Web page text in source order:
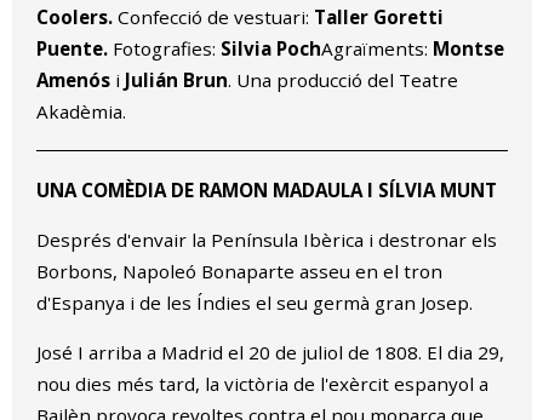
Coolers. Confecció de vestuari: Taller Goretti
Puente. Fotografies: Silvia PochAgraïments: Montse
Amenós i Julián Brun. Una producció del Teatre
Akadèmia.
UNA COMÈDIA DE RAMON MADAULA I SÍLVIA MUNT
Després d'envair la Península Ibèrica i destronar els
Borbons, Napoleó Bonaparte asseu en el tron
d'Espanya i de les Índies el seu germà gran Josep.
José I arriba a Madrid el 20 de juliol de 1808. El dia 29,
nou dies més tard, la victòria de l'exèrcit espanyol a